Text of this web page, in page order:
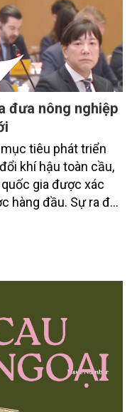
đưa nông nghiệp
tiêu phát triển
khí hậu toàn cầu,
gia được xác
hàng đầu. Sự ra đời
cách toàn diện,
nâng cao hiệu
trường.